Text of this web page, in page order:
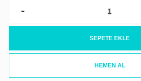
SEPETE EKLE
HEMEN AL